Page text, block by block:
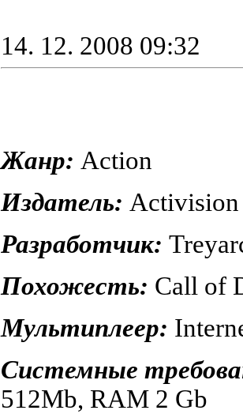
14. 12. 2008 09:32
Жанр: Action
Издатель: Activision
Разработчик:
Похожесть: Call of
Мультиплеер:
Системные
512Mb, RAM 2 Gb